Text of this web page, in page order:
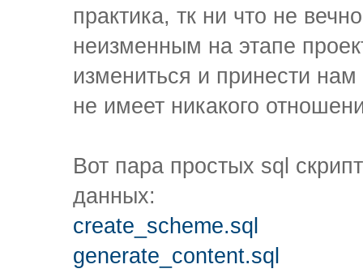
практика, тк ни что не
неизменным на этапе
измениться и принести
не имеет никакого
Вот пара простых sql
данных:
create_scheme.sql
generate_content.sql